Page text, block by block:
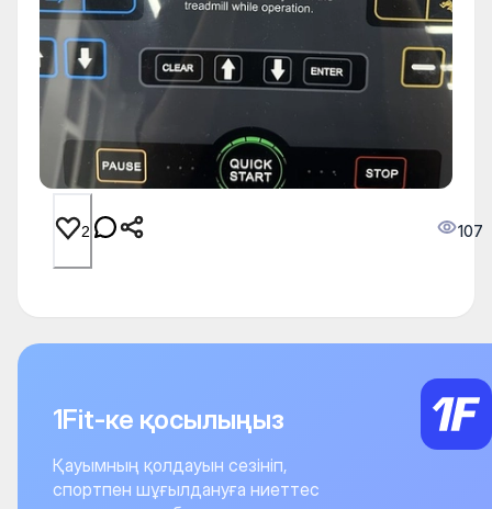
2 107
1Fit-ке қосылыңыз
Қауымның қолдауын сезініп,
спортпен шұғылдануға ниеттес